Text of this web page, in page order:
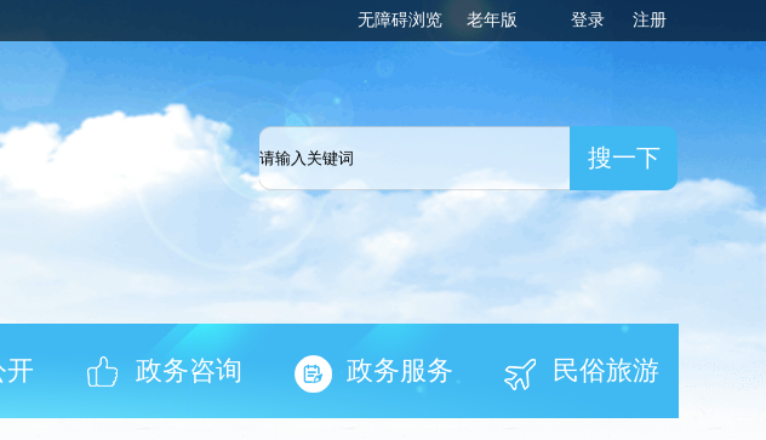
无障碍浏览 老年版 登录 注册
开 政务咨询 政务服务 民俗旅游